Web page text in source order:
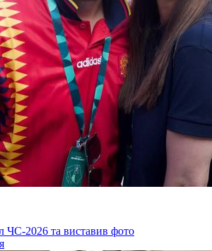
ЧС-2026 та виставив фото